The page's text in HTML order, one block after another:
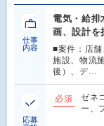
仕事
内容
電気・給排
画、設計を
■案件：店
施設、物流
後）、デ…
応募
必須
ゼネ
ー、